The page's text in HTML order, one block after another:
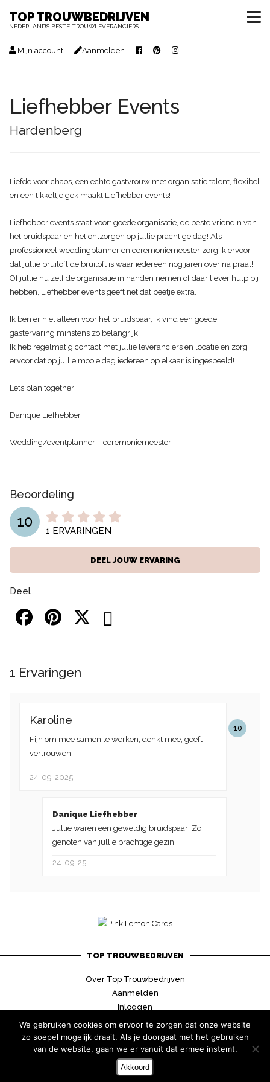
TOP TROUWBEDRIJVEN
NEDERLAND’S BESTE TROUWLEVERANCIERS
Mijn account Aanmelden
Liefhebber Events
Hardenberg
Liefde voor chaos, een echte gastvrouw met organisatie talent, flexibel
en een tikkeltje gek maakt Liefhebber events!
Liefhebber events staat voor: goede organisatie, de beste vriendin van
het bruidspaar en het ontzorgen op jullie prachtige dag! Als
professioneel weddingplanner en ceremoniemeester zorg ik ervoor
dat jullie bruiloft de bruiloft is waar iedereen nog jaren over na praat!
Of jullie nu zelf de organisatie in handen nemen of daar liever hulp bij
hebben, Liefhebber events geeft net dat beetje extra.
Ik ben er niet alleen voor het bruidspaar, ik vind een goede
gastervaring minstens zo belangrijk!
Ik heb regelmatig contact met jullie leveranciers en locatie en zorg
ervoor dat op jullie mooie dag iedereen op elkaar is ingespeeld!
Lets plan together!
Danique Liefhebber
Wedding/eventplanner – ceremoniemeester
Beoordeling
10
1 ERVARINGEN
DEEL JOUW ERVARING
Deel
1 Ervaringen
10
Karoline
Fijn om mee samen te werken, denkt mee, geeft
vertrouwen,
24-09-2025
Danique Liefhebber
Jullie waren een geweldig bruidspaar! Zo
genoten van jullie prachtige gezin!
24-09-25
TOP TROUWBEDRIJVEN
Over Top Trouwbedrijven
Aanmelden
Inloggen
Contact
We gebruiken cookies om ervoor te zorgen dat onze website
zo soepel mogelijk draait. Als je doorgaat met het gebruiken
van de website, gaan we er vanuit dat ermee instemt.
Akkoord